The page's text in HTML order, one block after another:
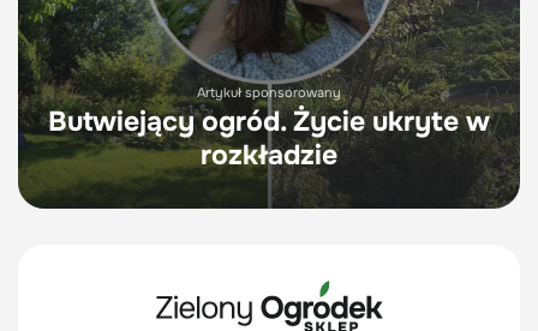
Artykuł sponsorowany
Butwiejący ogród. Życie ukryte w
rozkładzie